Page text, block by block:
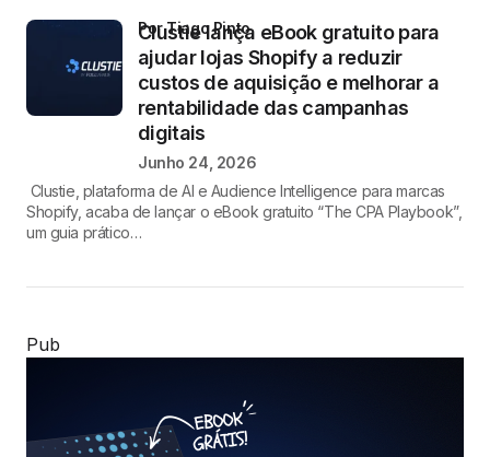
Clustie lança eBook gratuito para
ajudar lojas Shopify a reduzir
custos de aquisição e melhorar a
rentabilidade das campanhas
digitais
por Tiago Pinto
Junho 24, 2026
Clustie, plataforma de AI e Audience Intelligence para marcas
Shopify, acaba de lançar o eBook gratuito “The CPA Playbook”,
um guia prático…
Pub